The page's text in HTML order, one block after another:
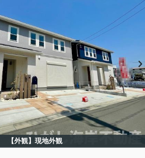
【外観】現地外観